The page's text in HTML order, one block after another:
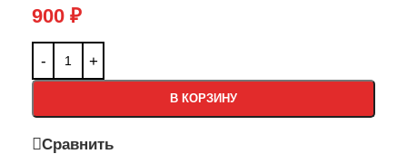
900 ₽
В КОРЗИНУ
Сравнить